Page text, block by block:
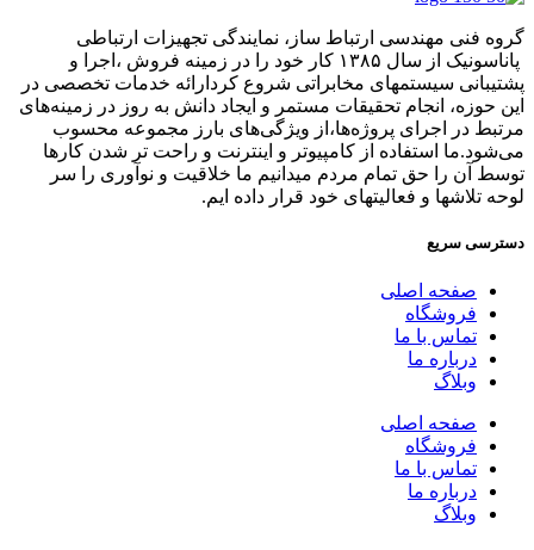
گروه فنی مهندسی ارتباط ساز، نمایندگی تجهیزات ارتباطی
پاناسونیک از سال ۱۳۸۵ کار خود را در زمینه فروش ،اجرا و
پشتیبانی سیستمهای مخابراتی شروع کردارائه خدمات تخصصی در
این حوزه، انجام تحقیقات مستمر و ایجاد دانش به‌ روز در زمینه‌های
مرتبط در اجرای پروژه‌ها،از ویژگی‌های بارز مجموعه محسوب
می‌شود.ما استفاده از کامپیوتر و اینترنت و راحت تر شدن کارها
توسط آن را حق تمام مردم میدانیم ما خلاقیت و نوآوری را سر
لوحه تلاشها و فعالیتهای خود قرار داده ایم.
دسترسی سریع
صفحه اصلی
فروشگاه
تماس با ما
درباره ما
وبلاگ
صفحه اصلی
فروشگاه
تماس با ما
درباره ما
وبلاگ